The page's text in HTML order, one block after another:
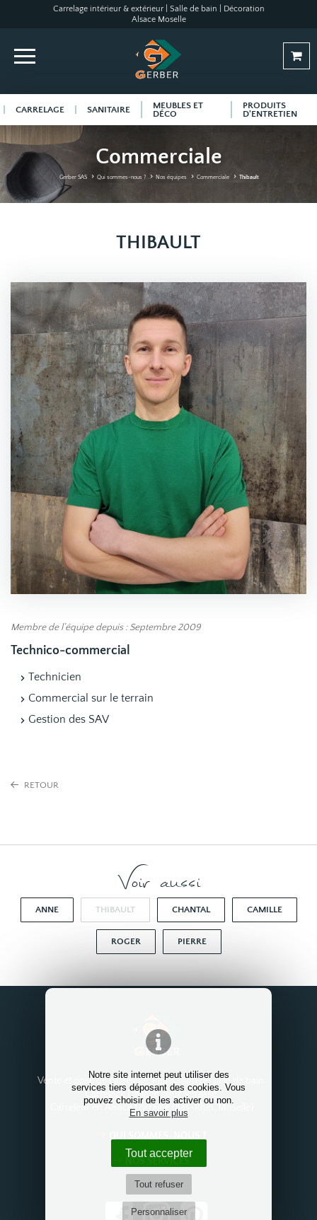
Notre site internet peut utiliser des
services tiers déposant des cookies. Vous
pouvez choisir de les activer ou non.
En savoir plus
Tout accepter
Tout refuser
Personnaliser
Carrelage intérieur & extérieur | Salle de bain | Décoration
Alsace Moselle
CARRELAGE SANITAIRE
MEUBLES ET
DÉCO
PRODUITS
D'ENTRETIEN
Commerciale
Gerber SAS Qui sommes-nous ? Nos équipes Commerciale Thibault
THIBAULT
Membre de l’équipe depuis : Septembre 2009
Technico-commercial
Technicien
Commercial sur le terrain
Gestion des SAV
RETOUR
Voir aussi
ANNE THIBAULT CHANTAL CAMILLE
ROGER PIERRE
Vente et pose de carrelage. Réalisation de salle de bain.
Carrelage Dallage pour terrasse.
Carreleur en Alsace Lorraine (Bas-Rhin, Moselle)
NOS SERVICES